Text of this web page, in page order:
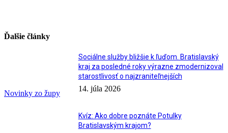
Ďalšie články
Novinky zo župy
Sociálne služby bližšie k ľuďom. Bratislavský
kraj za posledné roky výrazne zmodernizoval
starostlivosť o najzraniteľnejších
14. júla 2026
Kvíz: Ako dobre poznáte Potulky
Bratislavským krajom?